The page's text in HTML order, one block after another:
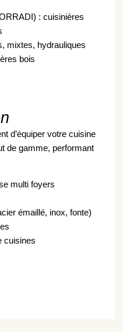
: cuisinières
mixtes, hydrauliques
bois
d’équiper votre cuisine
de gamme, performant
multi foyers
émaillé, inox, fonte)
cuisines